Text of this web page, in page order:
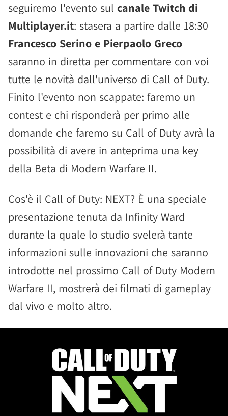
seguiremo l'evento sul canale Twitch di
Multiplayer.it: stasera a partire dalle 18:30
Francesco Serino e Pierpaolo Greco
saranno in diretta per commentare con voi
tutte le novità dall'universo di Call of Duty.
Finito l'evento non scappate: faremo un
contest e chi risponderà per primo alle
domande che faremo su Call of Duty avrà la
possibilità di avere in anteprima una key
della Beta di Modern Warfare II.
Cos'è il Call of Duty: NEXT? È una speciale
presentazione tenuta da Infinity Ward
durante la quale lo studio svelerà tante
informazioni sulle innovazioni che saranno
introdotte nel prossimo Call of Duty Modern
Warfare II, mostrerà dei filmati di gameplay
dal vivo e molto altro.